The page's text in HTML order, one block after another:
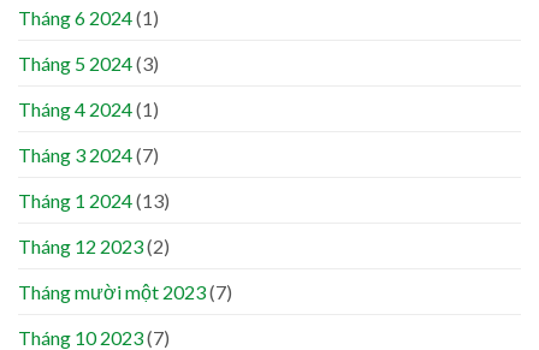
Tháng 6 2024(1)
Tháng 5 2024(3)
Tháng 4 2024(1)
Tháng 3 2024(7)
Tháng 1 2024(13)
Tháng 12 2023(2)
Tháng mười một 2023(7)
Tháng 10 2023(7)